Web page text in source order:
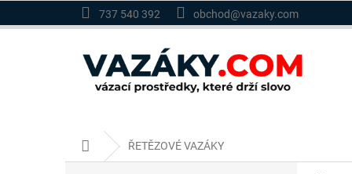
737 540 392 obchod@vazaky.com
Domů ŘETĚZOVÉ VAZÁKY